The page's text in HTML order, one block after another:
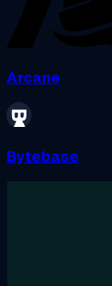
Arcane
Bytebase